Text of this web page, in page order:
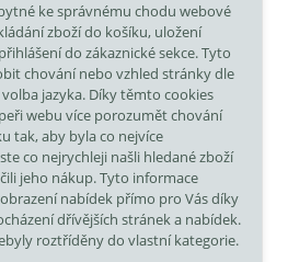
ke správnému chodu webové
zboží do košíku, uložení
do zákaznické sekce.Tyto
chování nebo vzhled stránky dle
jazyka. Díky těmto cookies
webu více porozumět chování
tak, aby byla co nejvíce
co nejrychleji našli hledané zboží
jeho nákup.Tyto informace
nabídek přímo pro Vás díky
dřívějších stránek a nabídek.
roztříděny do vlastní kategorie.